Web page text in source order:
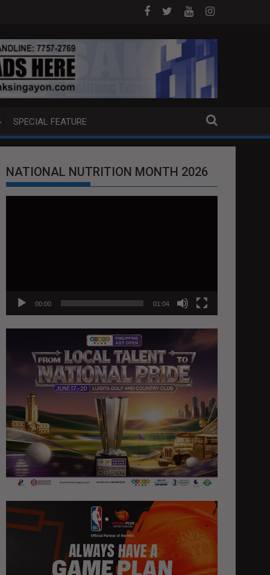
ANG EXTRADITION REQUEST NG U.S. LABAN KAY QUIBOLOY
MAHIGIT P21-M HALAGANG SMUGGLED
SPECIAL FEATURE
NATIONAL NUTRITION MONTH 2026
00:00 01:04